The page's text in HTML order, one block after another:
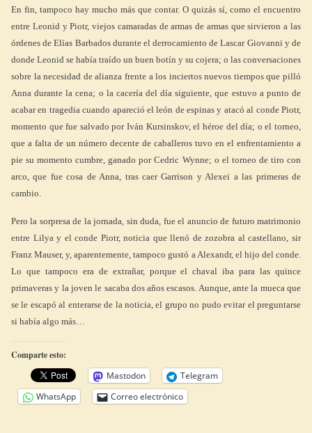
En fin, tampoco hay mucho más que contar. O quizás sí, como el encuentro
entre Leonid y Piotr, viejos camaradas de armas de armas que sirvieron a las
órdenes de Elías Barbados durante el derrocamiento de Lascar Giovanni y de
donde Leonid se había traído un buen botín y su cojera; o las conversaciones
sobre la necesidad de alianza frente a los inciertos nuevos tiempos que pilló
Anna durante la cena; o la cacería del día siguiente, que estuvo a punto de
acabar en tragedia cuando apareció el león de espinas y atacó al conde Piotr,
momento que fue salvado por Iván Kursinskov, el héroe del día; o el torneo,
que a falta de un número decente de caballeros tuvo en el enfrentamiento a
pie su momento cumbre, ganado por Cedric Wynne; o el torneo de tiro con
arco, que fue cosa de Anna, tras caer Garrison y Alexei a las primeras de
cambio.
Pero la sorpresa de la jornada, sin duda, fue el anuncio de futuro matrimonio
entre Lilya y el conde Piotr, noticia que llenó de zozobra al castellano, sir
Franz Mauser, y, aparentemente, tampoco gustó a Alexandr, el hijo del conde.
Lo que tampoco era de extrañar, porque el chaval iba para las quince
primaveras y la joven le sacaba dos años escasos. Aunque, ante la mueca que
se le escapó al enterarse de la noticia, el grupo no pudo evitar el preguntarse
si había algo más…
Comparte esto:
Mastodon
Telegram
WhatsApp
Correo electrónico